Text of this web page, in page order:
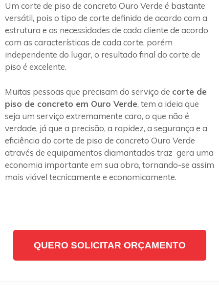
Um corte de piso de concreto Ouro Verde é bastante
versátil, pois o tipo de corte definido de acordo com a
estrutura e as necessidades de cada cliente de acordo
com as características de cada corte, porém
independente do lugar, o resultado final do corte de
piso é excelente.
Muitas pessoas que precisam do serviço de corte de
piso de concreto em Ouro Verde, tem a ideia que
seja um serviço extremamente caro, o que não é
verdade, já que a precisão, a rapidez, a segurança e a
eficiência do corte de piso de concreto Ouro Verde
através de equipamentos diamantados traz gera uma
economia importante em sua obra, tornando-se assim
mais viável tecnicamente e economicamente.
QUERO SOLICITAR ORÇAMENTO